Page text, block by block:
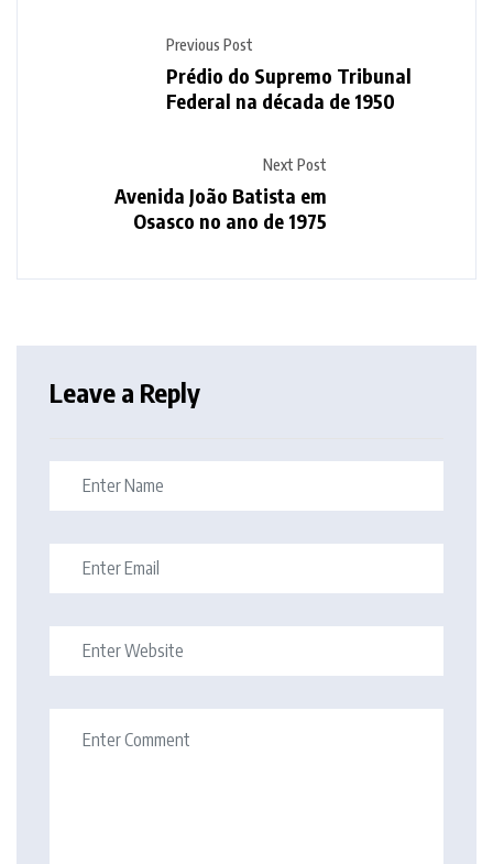
Previous Post
Prédio do Supremo Tribunal
Federal na década de 1950
Next Post
Avenida João Batista em
Osasco no ano de 1975
Leave a Reply